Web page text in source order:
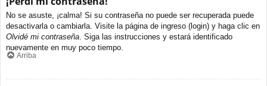
No se asuste, ¡calma! Si su contraseña no puede ser recuperada puede
desactivarla o cambiarla. Visite la página de ingreso (login) y haga clic en
Olvidé mi contraseña . Siga las instrucciones y estará identificado
nuevamente en muy poco tiempo.
Arriba